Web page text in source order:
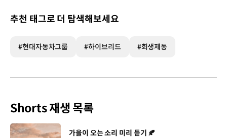
추천 태그로 더 탐색해보세요
#현대자동차그룹 #하이브리드 #회생제동
Shorts 재생 목록
[동영상]
가을이 오는 소리 미리 듣기 🍂